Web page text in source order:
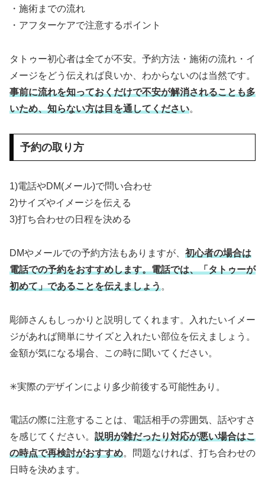
・施術までの流れ
・アフターケアで注意するポイント
タトゥー初心者は全てが不安。予約方法・施術の流れ・イ
メージをどう伝えれば良いか、わからないのは当然です。
事前に流れを知っておくだけで不安が解消されることも多
いため、知らない方は目を通してください。
予約の取り方
1)電話やDM(メール)で問い合わせ
2)サイズやイメージを伝える
3)打ち合わせの日程を決める
DMやメールでの予約方法もありますが、 初心者の場合は
電話での予約をおすすめします。電話では、「タトゥーが
初めて」であることを伝えましょう。
彫師さんもしっかりと説明してくれます。入れたいイメー
ジがあれば簡単にサイズと入れたい部位を伝えましょう。
金額が気になる場合、この時に聞いてください。
✳︎実際のデザインにより多少前後する可能性あり。
電話の際に注意することは、電話相手の雰囲気、話やすさ
を感じてください。 説明が雑だったり対応が悪い場合はこ
の時点で再検討がおすすめ。問題なければ、打ち合わせの
日時を決めます。